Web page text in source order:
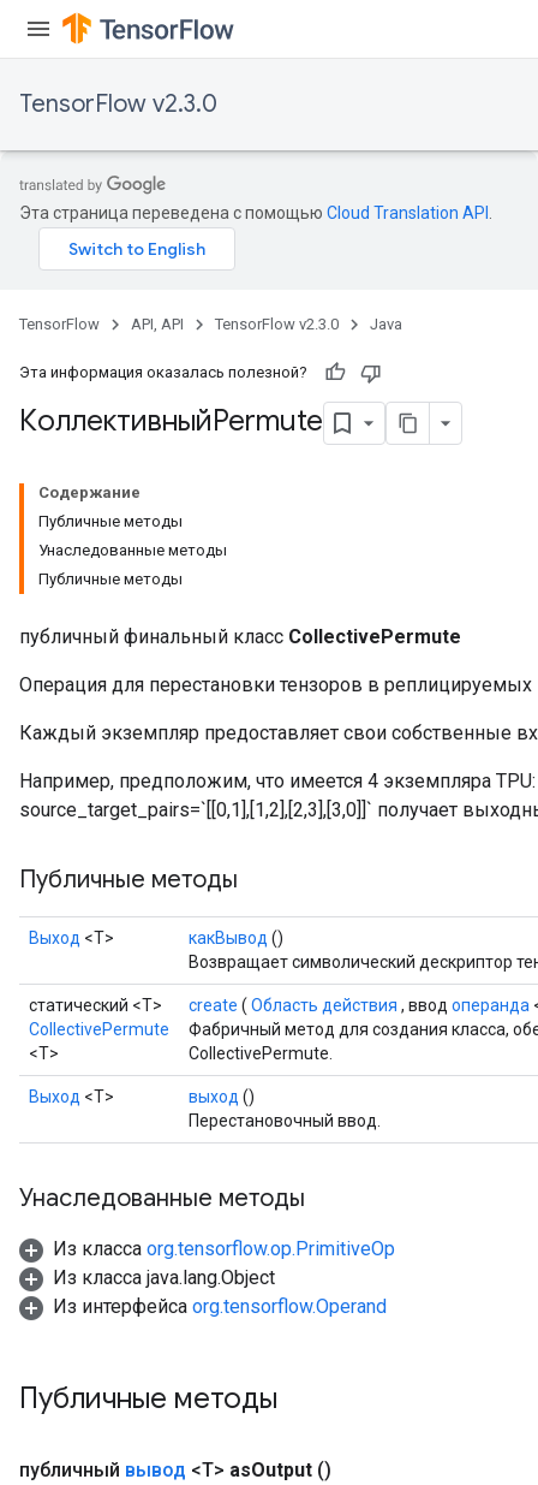
TensorFlow v2.3.0
Эта страница переведена с помощью Cloud Translation API
TensorFlow API, API TensorFlow v2.3.0 Java
Эта информация оказалась полезной?
КоллективныйPermute
Содержание
Публичные методы
Унаследованные методы
Публичные методы
публичный финальный класс CollectivePermute
Операция для перестановки тензоров в реплицируемых
Каждый экземпляр предоставляет свои собственные
Например, предположим, что имеется 4 экземпляра TPU:
source_target_pairs=`[[0,1],[1,2],[2,3],[3,0]]` получает
Публичные методы
Выход <Т> какВывод ()
Возвращает символический дескриптор
статический <T>
CollectivePermute
<T>
create ( Область действия , ввод операнда
Фабричный метод для создания класса,
CollectivePermute.
Выход <Т> выход ()
Перестановочный ввод.
Унаследованные методы
Из класса org.tensorflow.op.PrimitiveOp
Из класса java.lang.Object
Из интерфейса org.tensorflow.Operand
Публичные методы
публичный вывод <T> asOutput ()